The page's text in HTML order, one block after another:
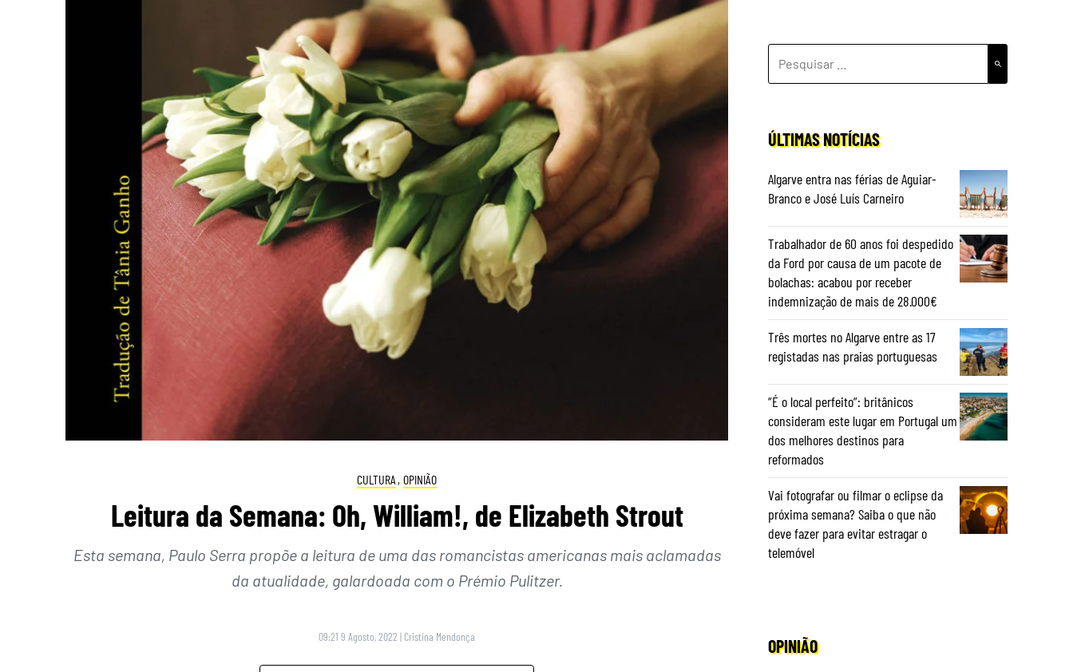
CULTURA , OPINIÃO
Leitura da Semana: Oh, William!, de Elizabeth Strout
Esta semana, Paulo Serra propõe a leitura de uma das romancistas americanas mais aclamadas
da atualidade, galardoada com o Prémio Pulitzer.
09:21 9 Agosto, 2022 | Cristina Mendonça
POR:
ÚLTIMAS NOTÍCIAS
Algarve entra nas férias de Aguiar-
Branco e José Luís Carneiro
Trabalhador de 60 anos foi despedido
da Ford por causa de um pacote de
bolachas: acabou por receber
indemnização de mais de 28.000€
Três mortes no Algarve entre as 17
registadas nas praias portuguesas
“É o local perfeito”: britânicos
consideram este lugar em Portugal um
dos melhores destinos para
reformados
Vai fotografar ou filmar o eclipse da
próxima semana? Saiba o que não
deve fazer para evitar estragar o
telemóvel
OPINIÃO